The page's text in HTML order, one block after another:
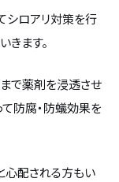
シロアリ対策を行
きます。
で薬剤を浸透させ
防腐・防蟻効果を
心配される方もい